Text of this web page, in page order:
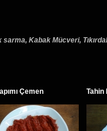
Kabak Mücveri,
Çemen Tahin